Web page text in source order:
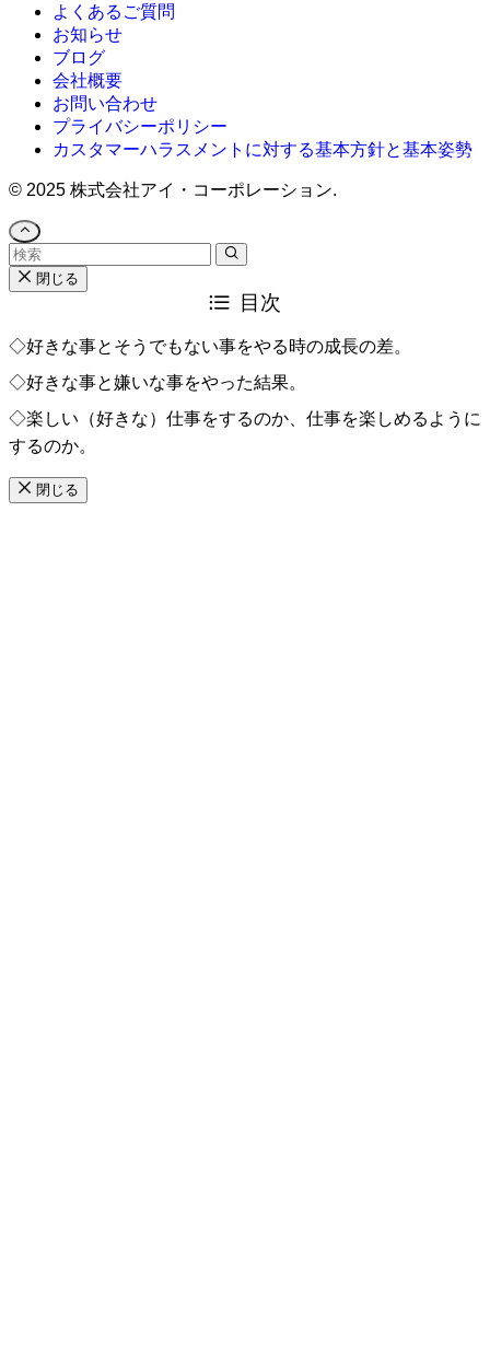
よくあるご質問
お知らせ
ブログ
会社概要
お問い合わせ
プライバシーポリシー
カスタマーハラスメントに対する基本方針と基本姿勢
© 2025 株式会社アイ・コーポレーション.
閉じる
目次
◇好きな事とそうでもない事をやる時の成長の差。
◇好きな事と嫌いな事をやった結果。
◇楽しい（好きな）仕事をするのか、仕事を楽しめるように
するのか。
閉じる